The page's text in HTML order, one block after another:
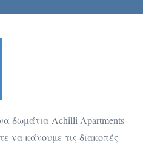
δωμάτια Achilli Apartments
να κάνουμε τις διακοπές